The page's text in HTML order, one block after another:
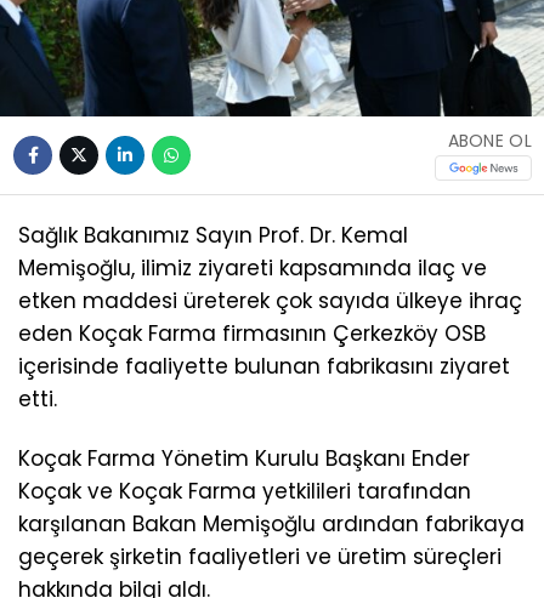
ABONE OL
Sağlık Bakanımız Sayın Prof. Dr. Kemal
Memişoğlu, ilimiz ziyareti kapsamında ilaç ve
etken maddesi üreterek çok sayıda ülkeye ihraç
eden Koçak Farma firmasının Çerkezköy OSB
içerisinde faaliyette bulunan fabrikasını ziyaret
etti.
Koçak Farma Yönetim Kurulu Başkanı Ender
Koçak ve Koçak Farma yetkilileri tarafından
karşılanan Bakan Memişoğlu ardından fabrikaya
geçerek şirketin faaliyetleri ve üretim süreçleri
hakkında bilgi aldı.